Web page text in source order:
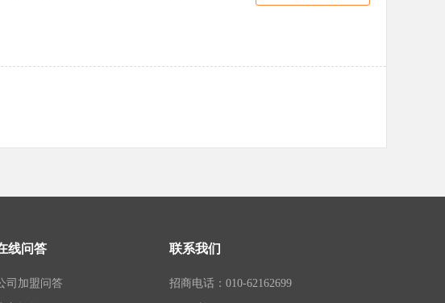
线问答
司加盟问答
联系我们
招商电话：010-62162699